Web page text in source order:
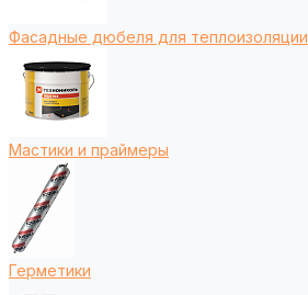
Фасадные дюбеля для теплоизоляции
Мастики и праймеры
Герметики